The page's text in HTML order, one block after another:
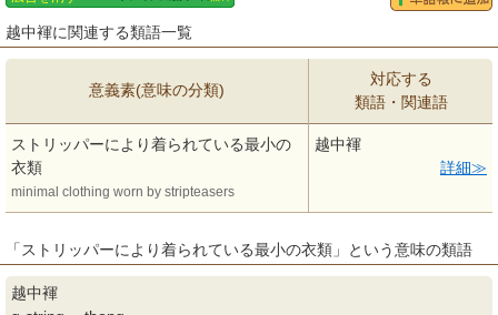
越中褌に関連する類語一覧
意義素(意味の分類)
対応する
類語・関連語
ストリッパーにより着られている最小の
衣類
minimal clothing worn by stripteasers
越中褌
詳細
「ストリッパーにより着られている最小の衣類」という意味の類語
越中褌